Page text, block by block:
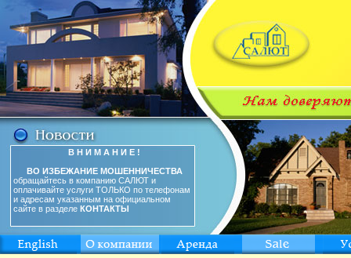
В Н И М А Н И Е !
ВО ИЗБЕЖАНИЕ МОШЕННИЧЕСТВА
обращайтесь в компанию САЛЮТ и
оплачивайте услуги ТОЛЬКО по телефонам
и адресам указанным на официальном
сайте в разделе КОНТАКТЫ